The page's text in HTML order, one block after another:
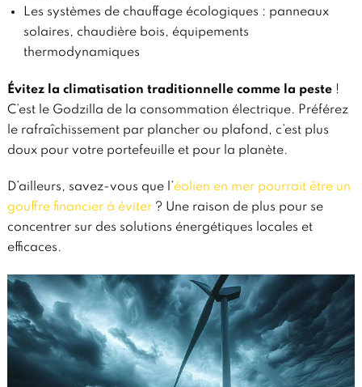
Les systèmes de chauffage écologiques : panneaux
solaires, chaudière bois, équipements
thermodynamiques
Évitez la climatisation traditionnelle comme la peste!
C’est le Godzilla de la consommation électrique. Préférez
le rafraîchissement par plancher ou plafond, c’est plus
doux pour votre portefeuille et pour la planète.
D’ailleurs, savez-vous que l’éolien en mer pourrait être un
gouffre financier à éviter? Une raison de plus pour se
concentrer sur des solutions énergétiques locales et
efficaces.